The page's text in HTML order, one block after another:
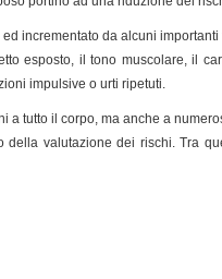
incrementato da alcuni importanti
esposto, il tono muscolare, il
impulsive o urti ripetuti.
a tutto il corpo, ma anche a
della valutazione dei rischi. Tra